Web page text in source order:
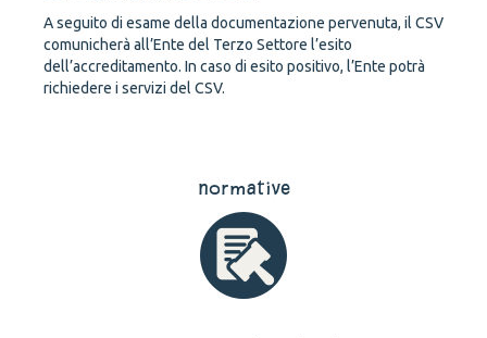
A seguito di esame della documentazione pervenuta, il CSV
comunicherà all’Ente del Terzo Settore l’esito
dell’accreditamento. In caso di esito positivo, l’Ente potrà
richiedere i servizi del CSV.
normative